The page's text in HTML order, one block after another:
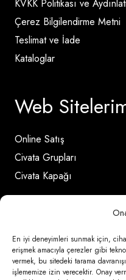
En iyi deneyimleri sunmak için,
erişmek amacıyla çerezler gibi
vermek, bu sitedeki tarama
işlememize izin verecektir. Onay
KVKK Politikası ve
Çerez Bilgilendirme Metni
Teslimat ve İade
Kataloglar
Web
Online Satış
Civata Grupları
Civata Kapağı
İletişim
Ömerli Mahallesi
– Arnavutköy /